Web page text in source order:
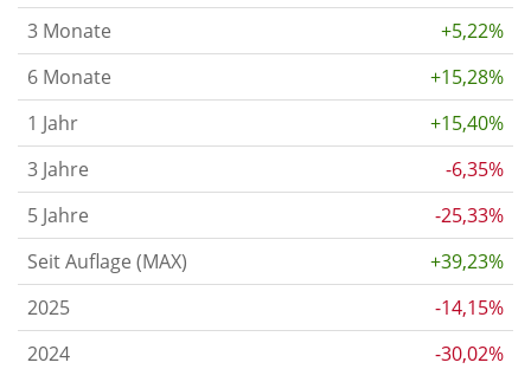
3 Monate
+5,22%
6 Monate
+15,28%
1 Jahr
+15,40%
3 Jahre
-6,35%
5 Jahre
-25,33%
Seit Auflage (MAX)
+39,23%
2025
-14,15%
2024
-30,02%